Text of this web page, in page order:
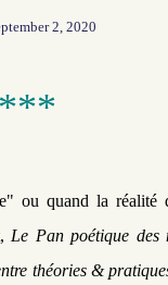
2, 2020
***
ou quand la réalité
Le Pan poétique des
théories &